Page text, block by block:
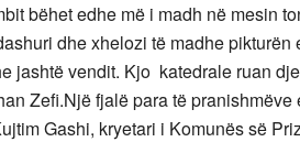
bëhet edhe më i madh në mesin
dhe xhelozi të madhe
jashtë vendit. Kjo katedrale ruan
Zefi.Një fjalë para të
Gashi, kryetari i Komunës së